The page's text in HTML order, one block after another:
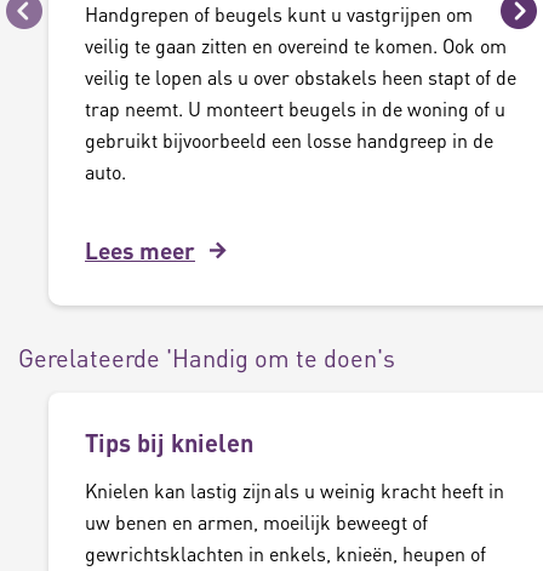
Vorige Handgrepen of beugels kunt u vastgrijpen om
veilig te gaan zitten en overeind te komen. Ook om
veilig te lopen als u over obstakels heen stapt of de
trap neemt. U monteert beugels in de woning of u
gebruikt bijvoorbeeld een losse handgreep in de
auto.
Lees meer
Gerelateerde 'Handig om te doen's
Tips bij knielen
Knielen kan lastig zijn als u weinig kracht heeft in
uw benen en armen, moeilijk beweegt of
gewrichtsklachten in enkels, knieën, heupen of